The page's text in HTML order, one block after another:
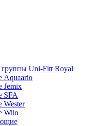
группы Uni-Fitt Royal
Aquaario
Jemix
SFA
Wester
Wilo